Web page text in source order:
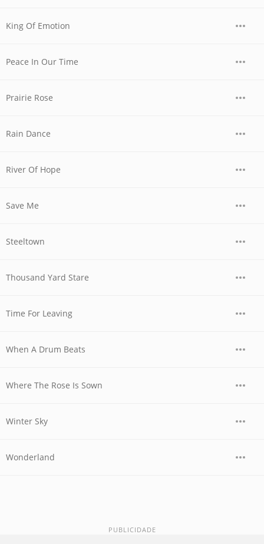
King Of Emotion
Peace In Our Time
Prairie Rose
Rain Dance
River Of Hope
Save Me
Steeltown
Thousand Yard Stare
Time For Leaving
When A Drum Beats
Where The Rose Is Sown
Winter Sky
Wonderland